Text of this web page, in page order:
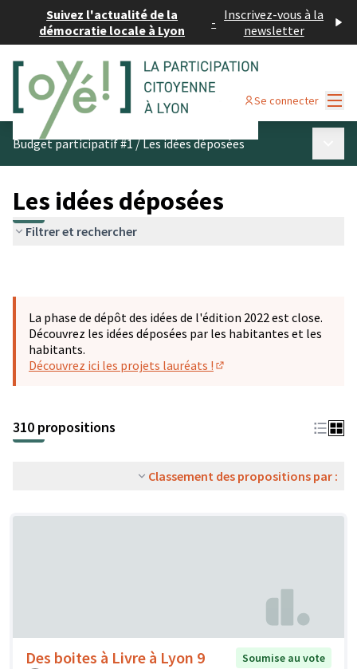
Suivez l'actualité de la
démocratie locale à Lyon
- Inscrivez-vous à la
newsletter
Se connecter
Budget participatif #1/Les idées déposées
Les idées déposées
Filtrer et rechercher
La phase de dépôt des idées de l'édition 2022 est close.
Découvrez les idées déposées par les habitantes et les
habitants.
Découvrez ici les projets lauréats !
310 propositions
Classement des propositions par :
Des boites à Livre à Lyon 9
Soumise au vote